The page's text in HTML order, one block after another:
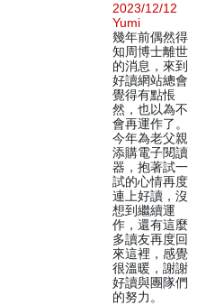
2023/12/12
Yumi
幾年前偶然得
知周博士離世
的消息，來到
好讀網站總會
覺得有點悵
然，也以為不
會再運作了。
今年為老父親
添購電子閱讀
器，抱著試一
試的心情再度
連上好讀，沒
想到繼續運
作，還有這麼
多讀友再度回
來這裡，感覺
很溫暖，謝謝
好讀與團隊們
的努力。